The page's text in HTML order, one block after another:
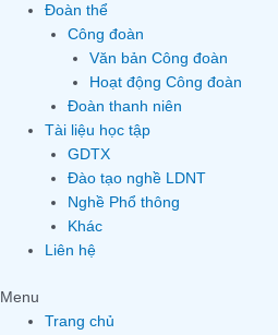
Đoàn thể
Công đoàn
Văn bản Công đoàn
Hoạt động Công đoàn
Đoàn thanh niên
Tài liệu học tập
GDTX
Đào tạo nghề LDNT
Nghề Phổ thông
Khác
Liên hệ
Menu
Trang chủ